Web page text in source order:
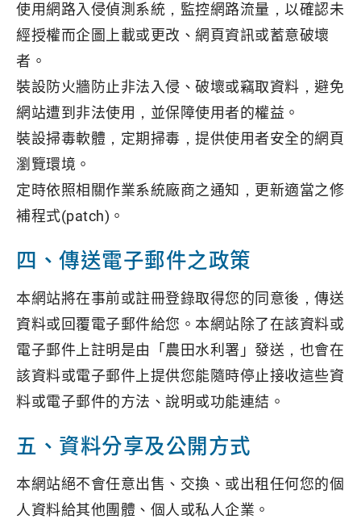
使用網路入侵偵測系統，監控網路流量，以確認未
經授權而企圖上載或更改、網頁資訊或蓄意破壞
者。
裝設防火牆防止非法入侵、破壞或竊取資料，避免
網站遭到非法使用，並保障使用者的權益。
裝設掃毒軟體，定期掃毒，提供使用者安全的網頁
瀏覽環境。
定時依照相關作業系統廠商之通知，更新適當之修
補程式(patch)。
四、傳送電子郵件之政策
本網站將在事前或註冊登錄取得您的同意後，傳送
資料或回覆電子郵件給您。本網站除了在該資料或
電子郵件上註明是由「農田水利署」發送，也會在
該資料或電子郵件上提供您能隨時停止接收這些資
料或電子郵件的方法、說明或功能連結。
五、資料分享及公開方式
本網站絕不會任意出售、交換、或出租任何您的個
人資料給其他團體、個人或私人企業。